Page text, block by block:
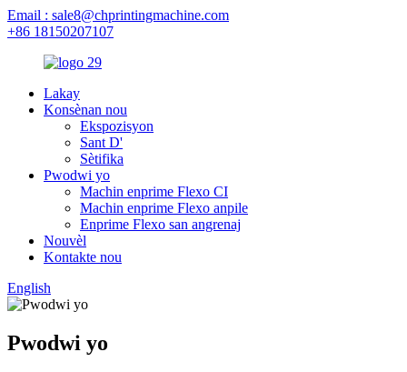
Email : sale8@chprintingmachine.com
+86 18150207107
Lakay
Konsènan nou
Ekspozisyon
Sant D'
Sètifika
Pwodwi yo
Machin enprime Flexo CI
Machin enprime Flexo anpile
Enprime Flexo san angrenaj
Nouvèl
Kontakte nou
English
Pwodwi yo